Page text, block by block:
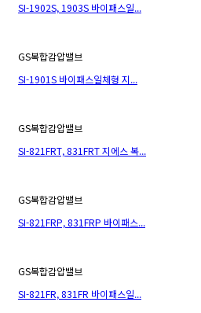
SI-1902S, 1903S 바이패스일...
GS복합감압밸브
SI-1901S 바이패스일체형 지...
GS복합감압밸브
SI-821FRT, 831FRT 지에스 복...
GS복합감압밸브
SI-821FRP, 831FRP 바이패스...
GS복합감압밸브
SI-821FR, 831FR 바이패스일...